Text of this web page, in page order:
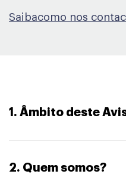
Saibacomo nos
1. Âmbito deste
2. Quem somos?